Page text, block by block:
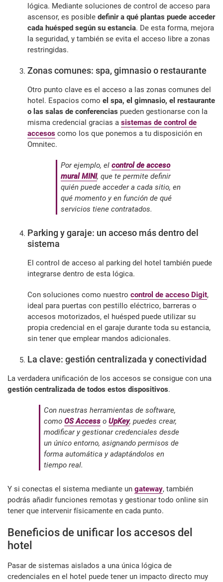
lógica. Mediante soluciones de control de acceso para
ascensor, es posible definir a qué plantas puede acceder
cada huésped según su estancia. De esta forma, mejora
la seguridad, y también se evita el acceso libre a zonas
restringidas.
Zonas comunes: spa, gimnasio o restaurante
Otro punto clave es el acceso a las zonas comunes del
hotel. Espacios como el spa, el gimnasio, el restaurante
o las salas de conferencias pueden gestionarse con la
misma credencial gracias a sistemas de control de
accesos como los que ponemos a tu disposición en
Omnitec.
Por ejemplo, el control de acceso
mural MINI, que te permite definir
quién puede acceder a cada sitio, en
qué momento y en función de qué
servicios tiene contratados.
Parking y garaje: un acceso más dentro del
sistema
El control de acceso al parking del hotel también puede
integrarse dentro de esta lógica.
Con soluciones como nuestro control de acceso Digit,
ideal para puertas con pestillo eléctrico, barreras o
accesos motorizados, el huésped puede utilizar su
propia credencial en el garaje durante toda su estancia,
sin tener que emplear mandos adicionales.
La clave: gestión centralizada y conectividad
La verdadera unificación de los accesos se consigue con una
gestión centralizada de todos estos dispositivos.
Con nuestras herramientas de software,
como OS Accesso UpKey, puedes crear,
modificar y gestionar credenciales desde
un único entorno, asignando permisos de
forma automática y adaptándolos en
tiempo real.
Y si conectas el sistema mediante un gateway, también
podrás añadir funciones remotas y gestionar todo online sin
tener que intervenir físicamente en cada punto.
Beneficios de unificar los accesos del
hotel
Pasar de sistemas aislados a una única lógica de
credenciales en el hotel puede tener un impacto directo muy